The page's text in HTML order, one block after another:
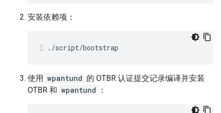
安装依赖项：
./script/bootstrap
使用 wpantund 的 OTBR 认证提交记录编译并安装
OTBR 和 wpantund ：